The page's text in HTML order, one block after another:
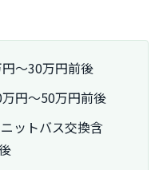
～30万円前後
円～50万円前後
ットバス交換含